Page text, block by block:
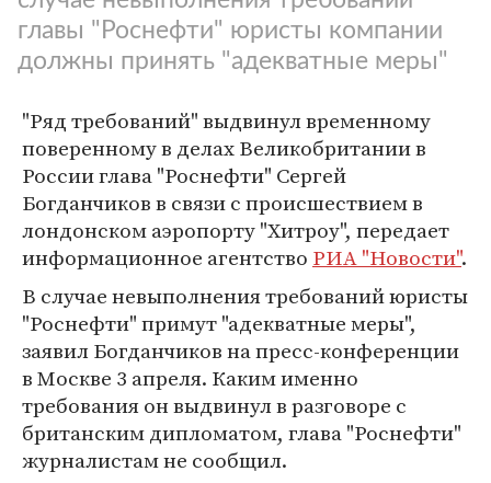
главы "Роснефти" юристы компании
должны принять "адекватные меры"
"Ряд требований" выдвинул временному
поверенному в делах Великобритании в
России глава "Роснефти" Сергей
Богданчиков в связи с происшествием в
лондонском аэропорту "Хитроу", передает
информационное агентство РИА "Новости".
В случае невыполнения требований юристы
"Роснефти" примут "адекватные меры",
заявил Богданчиков на пресс-конференции
в Москве 3 апреля. Каким именно
требования он выдвинул в разговоре с
британским дипломатом, глава "Роснефти"
журналистам не сообщил.